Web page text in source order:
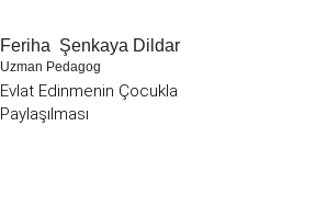
Feriha Şenkaya Dildar
Uzman Pedagog
Evlat Edinmenin Çocukla
Paylaşılması